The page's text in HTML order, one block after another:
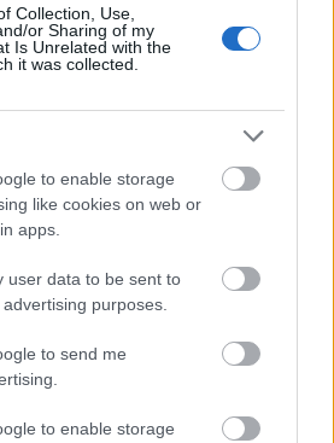
Collection, Use,
or Sharing of my
Is Unrelated with the
it was collected.
to enable storage
like cookies on web or
apps.
user data to be sent to
purposes.
to send me
to enable storage
osztjuk meg a történetek
amik irányt mutatnak,
idei stratégiánkat. Vágjunk…